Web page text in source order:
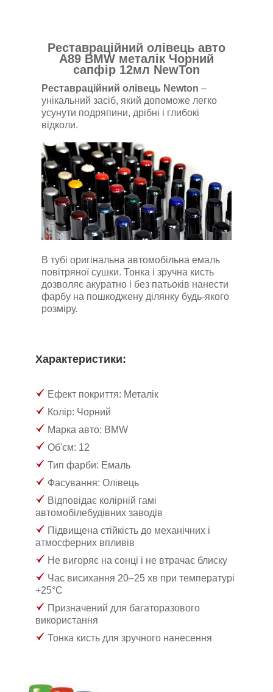
Реставраційний олівець авто
A89 BMW металік Чорний
сапфір 12мл NewTon
Реставраційний олівець Newton –
унікальний засіб, який допоможе легко
усунути подряпини, дрібні і глибокі
відколи.
В тубі оригінальна автомобільна емаль
повітряної сушки. Тонка і зручна кисть
дозволяє акуратно і без патьоків нанести
фарбу на пошкоджену ділянку будь-якого
розміру.
Характеристики:
Ефект покриття: Металік
Колір: Чорний
Марка авто: BMW
Об'єм: 12
Тип фарби: Емаль
Фасування: Олівець
Відповідає колірній гамі
автомобілебудівних заводів
Підвищена стійкість до механічних і
атмосферних впливів
Не вигоряє на сонці і не втрачає блиску
Час висихання 20–25 хв при температурі
+25°С
Призначений для багаторазового
використання
Тонка кисть для зручного нанесення